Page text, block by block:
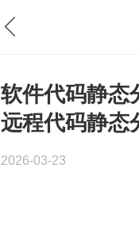
软件代码静态
远程代码静态
2026-03-23